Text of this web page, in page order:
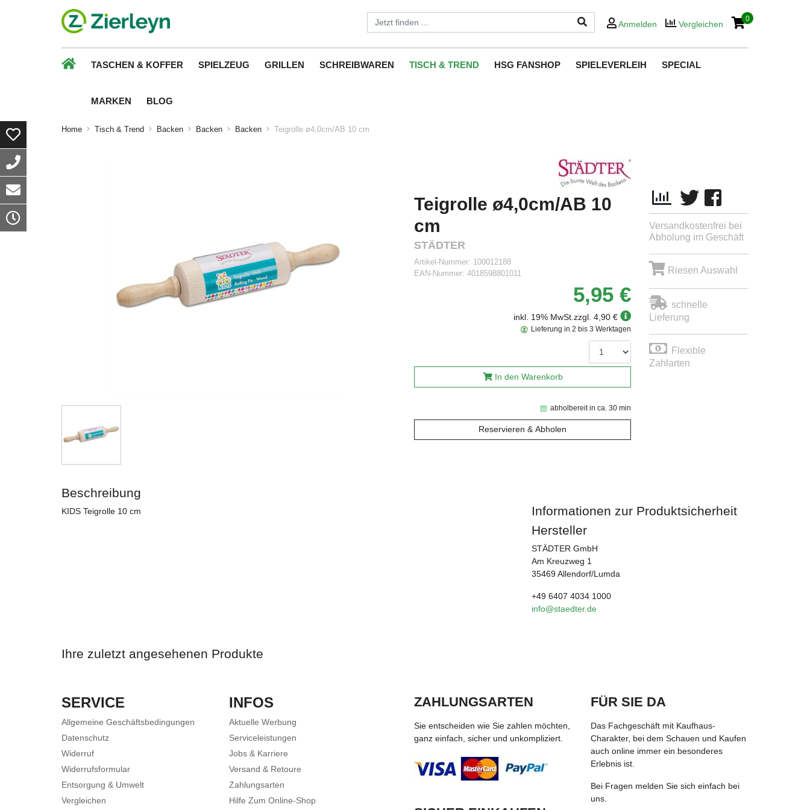
Anmelden Vergleichen
0
TASCHEN & KOFFER SPIELZEUG GRILLEN SCHREIBWAREN TISCH & TREND HSG FANSHOP SPIELEVERLEIH SPECIAL
MARKEN BLOG
Home Tisch & Trend Backen Backen Backen Teigrolle ø4,0cm/AB 10 cm
Teigrolle ø4,0cm/AB 10
cm
STÄDTER
Artikel-Nummer: 100012188
EAN-Nummer: 4018598801011
5,95 €
inkl. 19% MwSt. zzgl. 4,90 €
abholbereit in ca. 30 min
Reservieren & Abholen
Lieferung in 2 bis 3 Werktagen
In den Warenkorb
Versandkostenfrei bei
Abholung im Geschäft
Riesen Auswahl
schnelle
Lieferung
Flexible
Zahlarten
Beschreibung
KIDS Teigrolle 10 cm
Informationen zur Produktsicherheit
Hersteller
STÄDTER GmbH
Am Kreuzweg 1
35469 Allendorf/Lumda
+49 6407 4034 1000
info@staedter.de
Ihre zuletzt angesehenen Produkte
SERVICE
Allgemeine Geschäftsbedingungen
Datenschutz
Widerruf
Widerrufsformular
Entsorgung & Umwelt
Vergleichen
INFOS
Aktuelle Werbung
Serviceleistungen
Jobs & Karriere
Versand & Retoure
Zahlungsarten
Hilfe Zum Online-Shop
ZAHLUNGSARTEN
Sie entscheiden wie Sie zahlen möchten,
ganz einfach, sicher und unkompliziert.
FÜR SIE DA
Das Fachgeschäft mit Kaufhaus-
Charakter, bei dem Schauen und Kaufen
auch online immer ein besonderes
Erlebnis ist.
Bei Fragen melden Sie sich einfach bei
uns.